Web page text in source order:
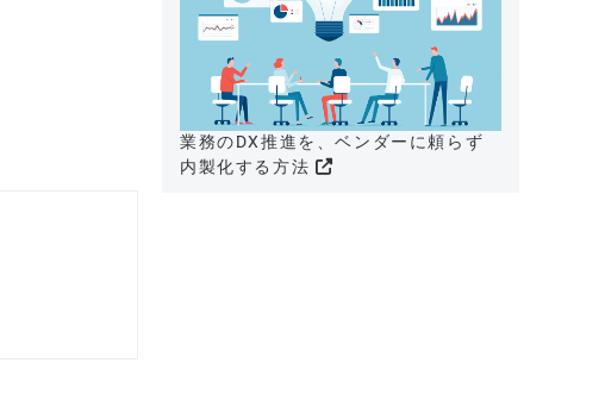
業務のDX推進を、ベンダーに頼らず
内製化する方法